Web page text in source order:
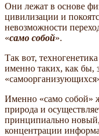
Они лежат в основе
цивилизации и
невозможности
«само собой».
Так вот,
именно таких, как бы,
Именно «само собой»
природа и
принципиально
концентрации